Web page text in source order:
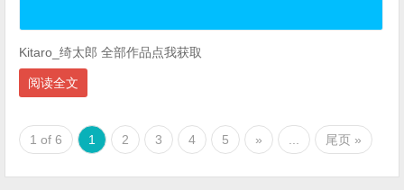
Kitaro_绮太郎 全部作品点我获取
阅读全文
1 of 6 1 2 3 4 5 » 尾页 »